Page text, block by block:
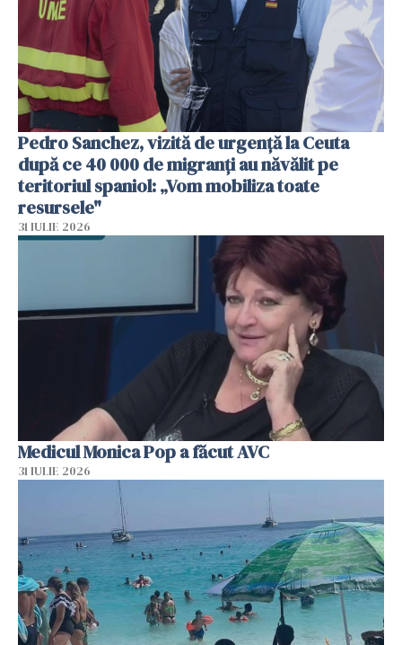
Pedro Sanchez, vizită de urgență la Ceuta
după ce 40 000 de migranți au năvălit pe
teritoriul spaniol: „Vom mobiliza toate
resursele"
31 IULIE 2026
Medicul Monica Pop a făcut AVC
31 IULIE 2026